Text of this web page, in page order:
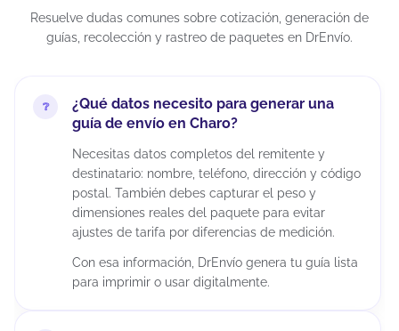
Resuelve dudas comunes sobre cotización, generación de
guías, recolección y rastreo de paquetes en DrEnvío.
¿Qué datos necesito para generar una
guía de envío en Charo?
Necesitas datos completos del remitente y
destinatario: nombre, teléfono, dirección y código
postal. También debes capturar el peso y
dimensiones reales del paquete para evitar
ajustes de tarifa por diferencias de medición.
Con esa información, DrEnvío genera tu guía lista
para imprimir o usar digitalmente.